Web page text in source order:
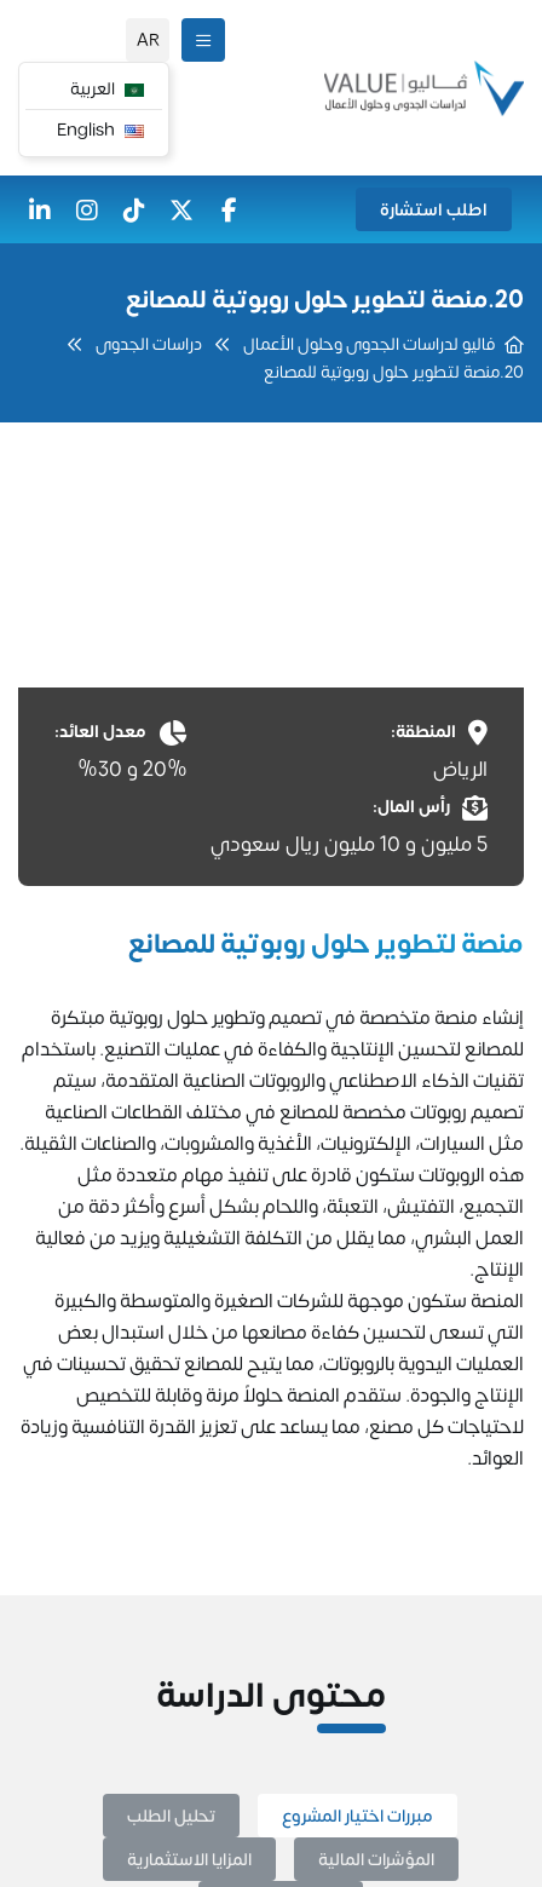
AR
العربية
اطلب استشارة
20.منصة لتطوير حلول روبوتية للمصانع
فاليو لدراسات الجدوى وحلول الأعمال
دراسات الجدوى
20.منصة لتطوير حلول روبوتية للمصانع
المنطقة:
الرياض
معدل العائد:
20% و 30%
رأس المال:
5 مليون و 10 مليون ريال سعودي
منصة لتطوير حلول روبوتية للمصانع
إنشاء منصة متخصصة في تصميم وتطوير حلول روبوتية مبتكرة
للمصانع لتحسين الإنتاجية والكفاءة في عمليات التصنيع. باستخدام
تقنيات الذكاء الاصطناعي والروبوتات الصناعية المتقدمة، سيتم
تصميم روبوتات مخصصة للمصانع في مختلف القطاعات الصناعية
مثل السيارات، الإلكترونيات، الأغذية والمشروبات، والصناعات الثقيلة.
هذه الروبوتات ستكون قادرة على تنفيذ مهام متعددة مثل
التجميع، التفتيش، التعبئة، واللحام بشكل أسرع وأكثر دقة من
العمل البشري، مما يقلل من التكلفة التشغيلية ويزيد من فعالية
الإنتاج.
المنصة ستكون موجهة للشركات الصغيرة والمتوسطة والكبيرة
التي تسعى لتحسين كفاءة مصانعها من خلال استبدال بعض
العمليات اليدوية بالروبوتات، مما يتيح للمصانع تحقيق تحسينات في
الإنتاج والجودة. ستقدم المنصة حلولاً مرنة وقابلة للتخصيص
لاحتياجات كل مصنع، مما يساعد على تعزيز القدرة التنافسية وزيادة
العوائد.
محتوى الدراسة
مبررات اختيار المشروع
تحليل الطلب
المؤشرات المالية
المزايا الاستثمارية